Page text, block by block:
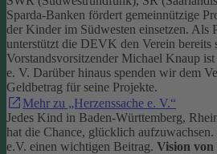
Sparda-Banken fördert gemeinnützige
der Kinder im Südwesten einsetzen. Als
unterstützt die DEVK den Verein bereits
Vorstandsvorsitzender Michael Knaup
e. V. Darüber hinaus spenden wir dem
Geldbetrag für seine Projekte.
Mehr zu „Herzenssache e. V.“
Jedes Kind in Baden-Württemberg,
hat die Chance, glücklich aufzuwachsen.
e.V. einen wichtigen Beitrag. Vision von